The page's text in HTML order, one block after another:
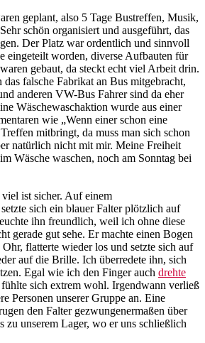
geplant, also 5 Tage Bustreffen, Musik,
schön organisiert und ausgeführt, das
Der Platz war ordentlich und sinnvoll
eingeteilt worden, diverse Aufbauten für
gebaut, da steckt echt viel Arbeit drin.
falsche Fabrikat an Bus mitgebracht,
anderen VW-Bus Fahrer sind da eher
Wäschewaschaktion wurde aus einer
wie „Wenn einer schon eine
mitbringt, da muss man sich schon
natürlich nicht mit mir. Meine Freiheit
Wäsche waschen, noch am Sonntag bei
ist sicher. Auf einem
sich ein blauer Falter plötzlich auf
ihn freundlich, weil ich ohne diese
gerade gut sehe. Er machte einen Bogen
flatterte wieder los und setzte sich auf
auf die Brille. Ich überredete ihn, sich
Egal wie ich den Finger auch drehte
fühlte sich extrem wohl. Irgendwann verließ
Personen unserer Gruppe an. Eine
den Falter gezwungenermaßen über
zu unserem Lager, wo er uns schließlich